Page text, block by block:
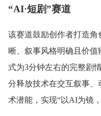
“AI·短剧”赛道
该赛道鼓励创作者打造
晰、叙事风格明确且价
式为3分钟左右的完整剧
分释放技术在交互叙事
术潜能，实现“以AI为镜